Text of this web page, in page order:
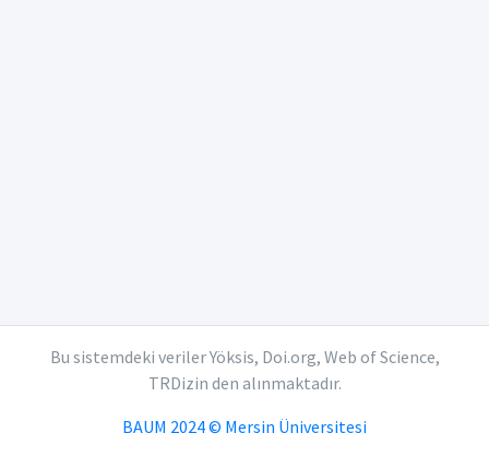
Bu sistemdeki veriler Yöksis, Doi.org, Web of Science,
TRDizin den alınmaktadır.
BAUM 2024 © Mersin Üniversitesi